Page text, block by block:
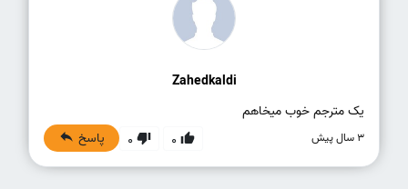
Zahedkaldi
یک‌ متر‌جم‌ خوب‌ میخاهم
3 سال پیش 0
0 پاسخ